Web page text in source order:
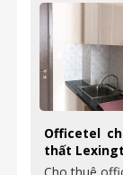
Officetel
thất